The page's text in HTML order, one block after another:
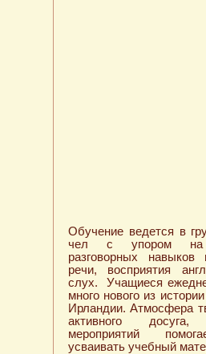
Обучение ведется в
чел с упором на
разговорных навыков
речи, восприятия
слух. Учащиеся
много нового из
Ирландии. Атмосфера
активного досуга,
мероприятий
усваивать учебный